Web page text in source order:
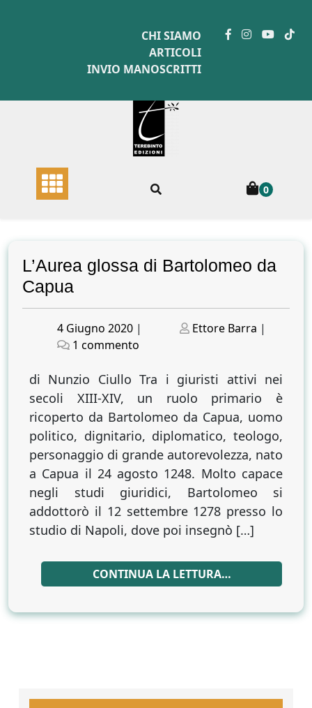
CHI SIAMO
ARTICOLI
INVIO MANOSCRITTI
0
L’Aurea glossa di Bartolomeo da
Capua
Posted
on
4 Giugno 2020 |
Posted
Ettore Barra |
1 commento
glossa
di
Bartolomeo
Capua
di Nunzio Ciullo Tra i giuristi attivi nei
secoli XIII-XIV, un ruolo primario è
ricoperto da Bartolomeo da Capua, uomo
politico, dignitario, diplomatico, teologo,
personaggio di grande autorevolezza, nato
a Capua il 24 agosto 1248. Molto capace
negli studi giuridici, Bartolomeo si
addottorò il 12 settembre 1278 presso lo
studio di Napoli, dove poi insegnò […]
CONTINUA LA LETTURA…